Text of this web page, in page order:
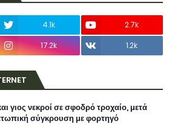
4.1k
2.7k
17.2k 1.2k
γιος νεκροί σε σφοδρό τροχαίο, μετά
σύγκρουση με φορτηγό